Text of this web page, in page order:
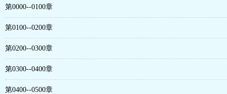
第0000--0100章
第0100--0200章
第0200--0300章
第0300--0400章
第0400--0500章